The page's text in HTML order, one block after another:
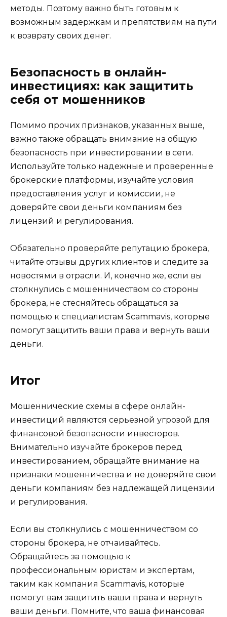
методы. Поэтому важно быть готовым к
возможным задержкам и препятствиям на пути
к возврату своих денег.
Безопасность в онлайн-
инвестициях: как защитить
себя от мошенников
Помимо прочих признаков, указанных выше,
важно также обращать внимание на общую
безопасность при инвестировании в сети.
Используйте только надежные и проверенные
брокерские платформы, изучайте условия
предоставления услуг и комиссии, не
доверяйте свои деньги компаниям без
лицензий и регулирования.
Обязательно проверяйте репутацию брокера,
читайте отзывы других клиентов и следите за
новостями в отрасли. И, конечно же, если вы
столкнулись с мошенничеством со стороны
брокера, не стесняйтесь обращаться за
помощью к специалистам Scammavis, которые
помогут защитить ваши права и вернуть ваши
деньги.
Итог
Мошеннические схемы в сфере онлайн-
инвестиций являются серьезной угрозой для
финансовой безопасности инвесторов.
Внимательно изучайте брокеров перед
инвестированием, обращайте внимание на
признаки мошенничества и не доверяйте свои
деньги компаниям без надлежащей лицензии
и регулирования.
Если вы столкнулись с мошенничеством со
стороны брокера, не отчаивайтесь.
Обращайтесь за помощью к
профессиональным юристам и экспертам,
таким как компания Scammavis, которые
помогут вам защитить ваши права и вернуть
ваши деньги. Помните, что ваша финансовая